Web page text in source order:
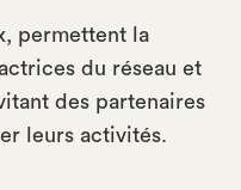
permettent la
du réseau et
des partenaires
leurs activités.